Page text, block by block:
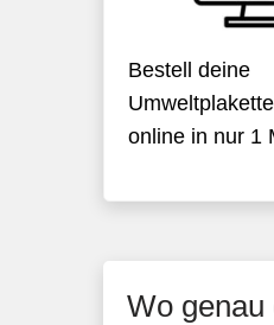
Bestell deine
online in nur 1
Wo